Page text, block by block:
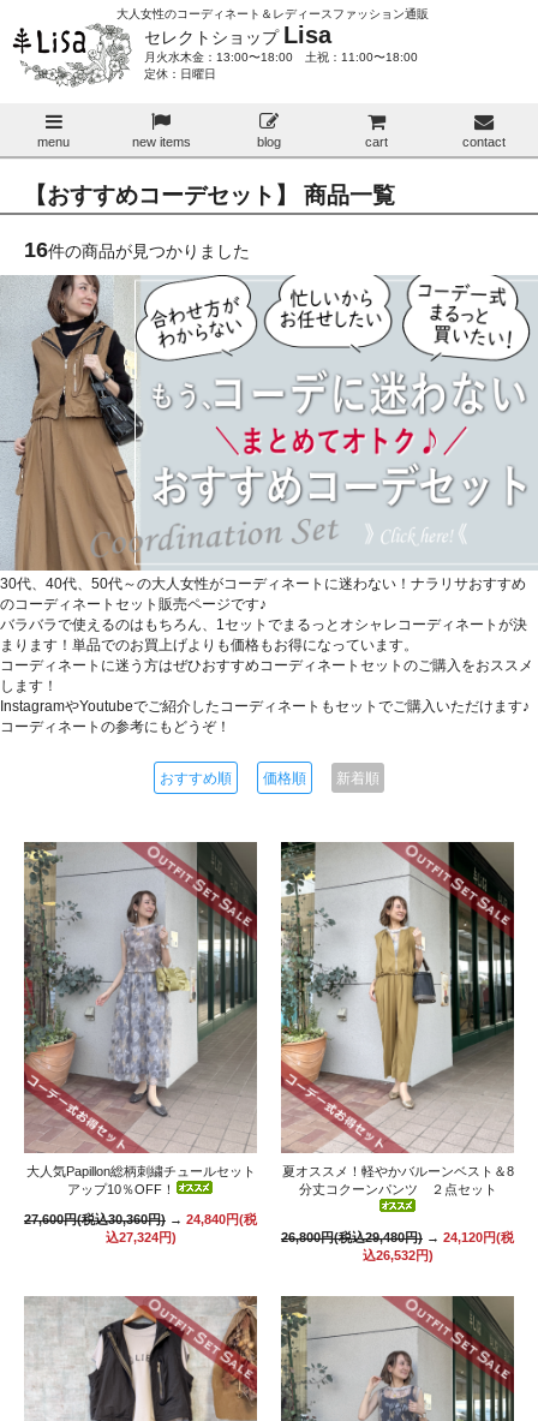
大人女性のコーディネート＆レディースファッション通販
セレクトショップ Lisa
月火水木金：13:00〜18:00 土祝：11:00〜18:00
定休：日曜日
menu new items blog cart contact
【おすすめコーデセット】 商品一覧
16件の商品が見つかりました
30代、40代、50代～の大人女性がコーディネートに迷わない！ナラリサおすすめ
のコーディネートセット販売ページです♪
バラバラで使えるのはもちろん、1セットでまるっとオシャレコーディネートが決
まります！単品でのお買上げよりも価格もお得になっています。
コーディネートに迷う方はぜひおすすめコーディネートセットのご購入をおススメ
します！
InstagramやYoutubeでご紹介したコーディネートもセットでご購入いただけます♪
コーディネートの参考にもどうぞ！
おすすめ順 価格順 新着順
大人気Papillon総柄刺繍チュールセット
アップ10％OFF！
27,600円(税込30,360円) → 24,840円(税
込27,324円)
夏オススメ！軽やかバルーンベスト＆8
分丈コクーンパンツ ２点セット
26,800円(税込29,480円) → 24,120円(税
込26,532円)